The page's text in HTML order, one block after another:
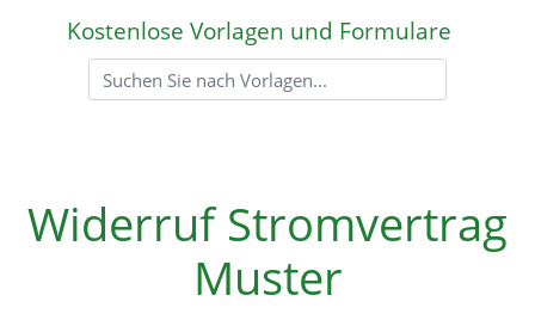
Kostenlose Vorlagen und Formulare
Widerruf Stromvertrag
Muster